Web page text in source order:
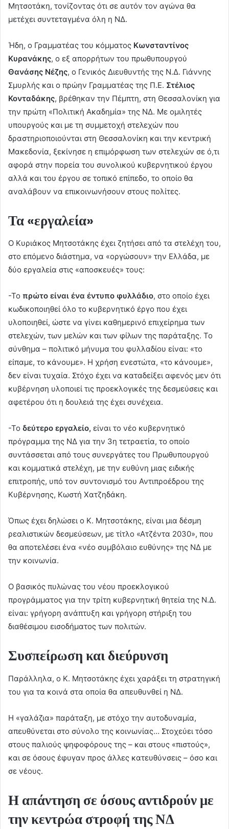
Μητσοτάκη, τονίζοντας ότι σε αυτόν τον αγώνα θα
μετέχει συντεταγμένα όλη η ΝΔ.
Ήδη, ο Γραμματέας του κόμματος Κωνσταντίνος
Κυρανάκης, ο εξ απορρήτων του πρωθυπουργού
Θανάσης Νέζης, ο Γενικός Διευθυντής της Ν.Δ. Γιάννης
Σμυρλής και ο πρώην Γραμματέας της Π.Ε. Στέλιος
Κονταδάκης, βρέθηκαν την Πέμπτη, στη Θεσσαλονίκη για
την πρώτη «Πολιτική Ακαδημία» της ΝΔ. Με ομιλητές
υπουργούς και με τη συμμετοχή στελεχών που
δραστηριοποιούνται στη Θεσσαλονίκη και την κεντρική
Μακεδονία, ξεκίνησε η επιμόρφωση των στελεχών σε ό,τι
αφορά στην πορεία του συνολικού κυβερνητικού έργου
αλλά και του έργου σε τοπικό επίπεδο, το οποίο θα
αναλάβουν να επικοινωνήσουν στους πολίτες.
Τα «εργαλεία»
Ο Κυριάκος Μητσοτάκης έχει ζητήσει από τα στελέχη του,
στο επόμενο διάστημα, να «οργώσουν» την Ελλάδα, με
δύο εργαλεία στις «αποσκευές» τους:
-Το πρώτο είναι ένα έντυπο φυλλάδιο, στο οποίο έχει
κωδικοποιηθεί όλο το κυβερνητικό έργο που έχει
υλοποιηθεί, ώστε να γίνει καθημερινό επιχείρημα των
στελεχών, των μελών και των φίλων της παράταξης. Το
σύνθημα – πολιτικό μήνυμα του φυλλαδίου είναι: «το
είπαμε, το κάνουμε». Η χρήση ενεστώτα, «το κάνουμε»,
δεν είναι τυχαία. Στόχο έχει να καταδείξει αφενός μεν ότι
κυβέρνηση υλοποιεί τις προεκλογικές της δεσμεύσεις και
αφετέρου ότι η δουλειά της έχει συνέχεια.
-Το δεύτερο εργαλείο, είναι το νέο κυβερνητικό
πρόγραμμα της ΝΔ για την 3η τετραετία, το οποίο
συντάσσεται από τους συνεργάτες του Πρωθυπουργού
και κομματικά στελέχη, με την ευθύνη μιας ειδικής
επιτροπής, υπό τον συντονισμό του Αντιπροέδρου της
Κυβέρνησης, Κωστή Χατζηδάκη.
Όπως έχει δηλώσει ο Κ. Μητσοτάκης, είναι μια δέσμη
ρεαλιστικών δεσμεύσεων, με τίτλο «Ατζέντα 2030», που
θα αποτελέσει ένα «νέο συμβόλαιο ευθύνης» της ΝΔ με
την κοινωνία.
Ο βασικός πυλώνας του νέου προεκλογικού
προγράμματος για την τρίτη κυβερνητική θητεία της Ν.Δ.
είναι: γρήγορη ανάπτυξη και γρήγορη στήριξη του
διαθέσιμου εισοδήματος των πολιτών.
Συσπείρωση και διεύρυνση
Παράλληλα, ο Κ. Μητσοτάκης έχει χαράξει τη στρατηγική
του για τα κοινά στα οποία θα απευθυνθεί η ΝΔ.
Η «γαλάζια» παράταξη, με στόχο την αυτοδυναμία,
απευθύνεται στο σύνολο της κοινωνίας… Στοχεύει τόσο
στους παλιούς ψηφοφόρους της – και στους «πιστούς»,
και σε όσους έφυγαν προς άλλες κατευθύνσεις – όσο και
σε νέους.
Η απάντηση σε όσους αντιδρούν με
την κεντρώα στροφή της ΝΔ